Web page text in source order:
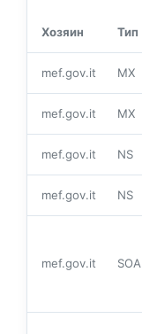
Хозяин Тип
mef.gov.it MX
mef.gov.it MX
mef.gov.it NS
mef.gov.it NS
mef.gov.it SOA